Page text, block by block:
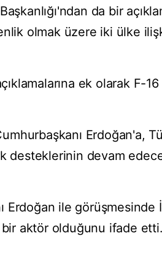
da bir
olmak üzere iki ülke
ek olarak F-16
Erdoğan'a,
desteklerinin devam
Erdoğan ile görüşmesinde
aktör olduğunu ifade etti.